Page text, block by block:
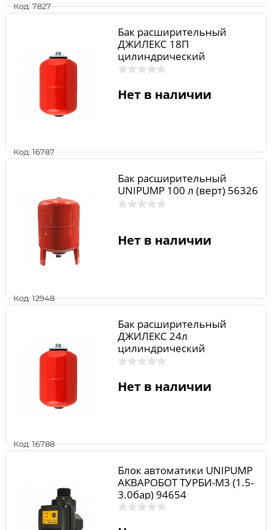
Код: 7827
Код: 16787
Бак расширительный
ДЖИЛЕКС 18П
цилиндрический
(пластиковый фланец)
Нет в наличии
Код: 12948
Бак расширительный
UNIPUMP 100 л (верт) 56326
Нет в наличии
Код: 16788
Бак расширительный
ДЖИЛЕКС 24л
цилиндрический
Нет в наличии
Блок автоматики UNIPUMP
АКВАРОБОТ ТУРБИ-М3 (1.5-
3.0бар) 94654